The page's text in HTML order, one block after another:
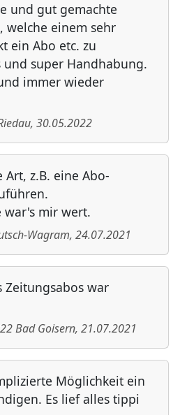
und gut gemachte
welche einem sehr
ein Abo etc. zu
super Handhabung.
immer wieder
, 30.05.2022
Art, z.B. eine Abo-
war's mir wert.
Wagram, 24.07.2021
Zeitungsabos war
Bad Goisern, 21.07.2021
Möglichkeit ein
Es lief alles tippi